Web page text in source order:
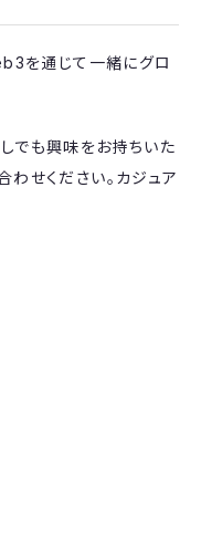
を通じて一緒にグロ
でも興味をお持ちいた
せください。カジュア